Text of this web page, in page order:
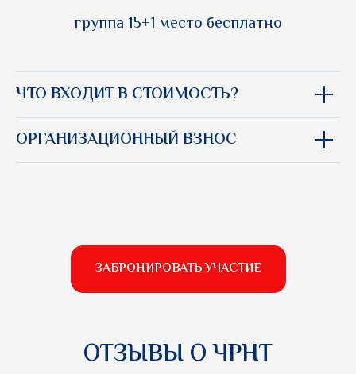
группа 15+1 место бесплатно
ЧТО ВХОДИТ В СТОИМОСТЬ?
ОРГАНИЗАЦИОННЫЙ ВЗНОС
ЗАБРОНИРОВАТЬ УЧАСТИЕ
ОТЗЫВЫ О ЧРНТ